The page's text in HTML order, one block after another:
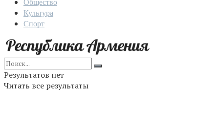
Культура
Спорт
Результатов нет
Читать все результаты